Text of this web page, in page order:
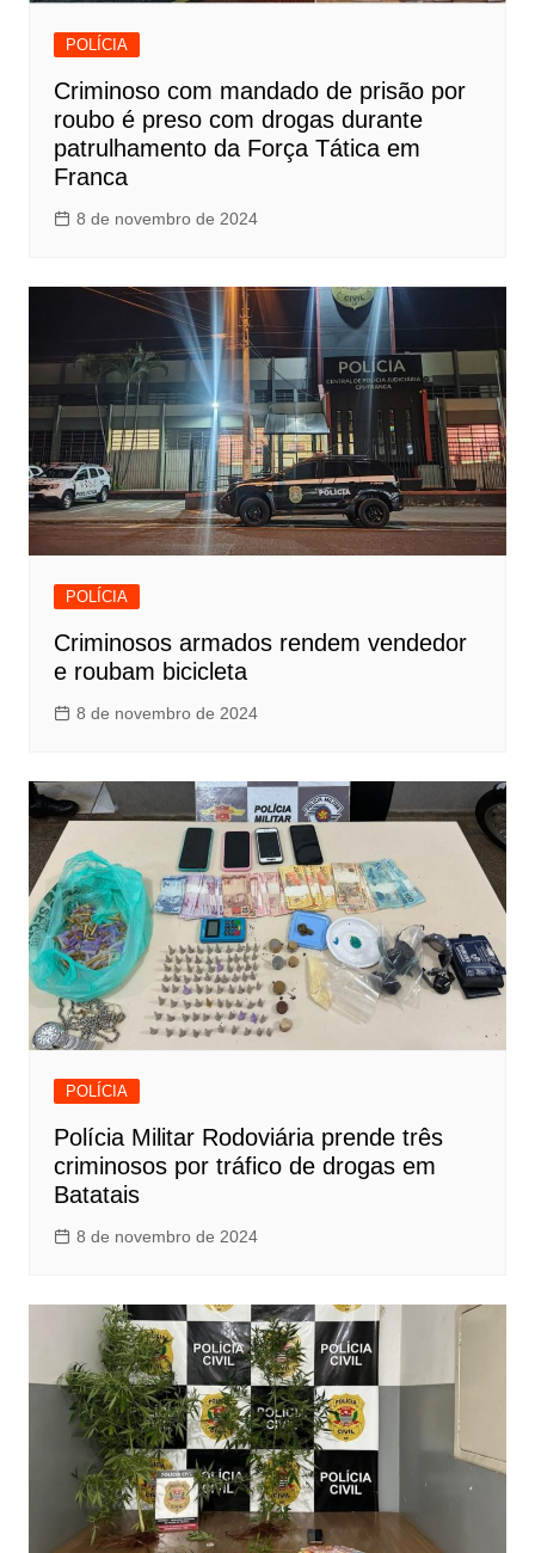
POLÍCIA
Criminoso com mandado de prisão por
roubo é preso com drogas durante
patrulhamento da Força Tática em
Franca
8 de novembro de 2024
POLÍCIA
Criminosos armados rendem vendedor
e roubam bicicleta
8 de novembro de 2024
POLÍCIA
Polícia Militar Rodoviária prende três
criminosos por tráfico de drogas em
Batatais
8 de novembro de 2024